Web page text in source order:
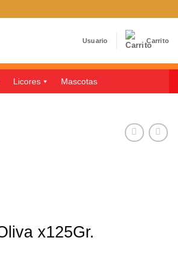
Usuario Carrito
Licores Mascotas
x125Gr.